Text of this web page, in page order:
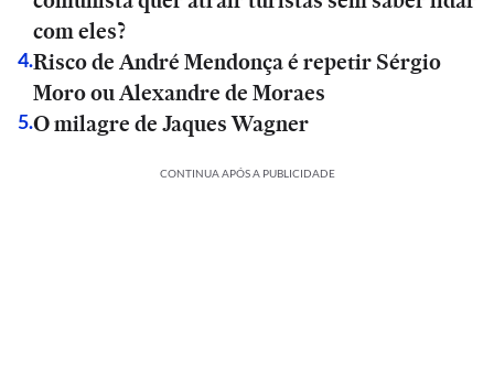
com eles?
4.Risco de André Mendonça é repetir Sérgio
Moro ou Alexandre de Moraes
5.O milagre de Jaques Wagner
CONTINUA APÓS A PUBLICIDADE